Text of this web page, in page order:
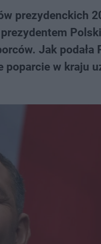
prezydenckich
Jak podała
w kraju